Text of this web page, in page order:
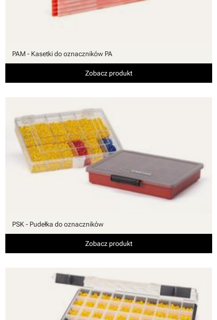
PAM - Kasetki do oznaczników PA
Zobacz produkt
PSK - Pudełka do oznaczników
Zobacz produkt